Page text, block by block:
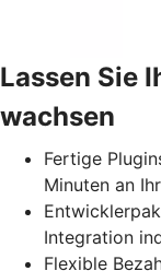
Lassen Sie
wachsen
Fertige
Minuten an
Integration
Flexible